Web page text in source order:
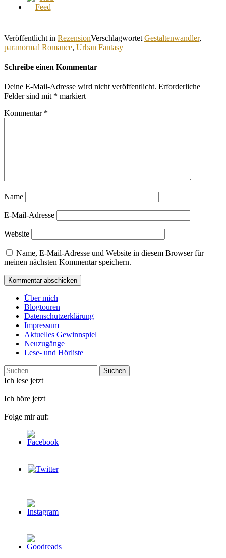
Veröffentlicht in RezensionVerschlagwortet Gestaltenwandler,
paranormal Romance, Urban Fantasy
Schreibe einen Kommentar
Deine E-Mail-Adresse wird nicht veröffentlicht. Erforderliche
Felder sind mit * markiert
Kommentar *
Name
E-Mail-Adresse
Website
Name, E-Mail-Adresse und Website in diesem Browser für
meinen nächsten Kommentar speichern.
Über mich
Blogtouren
Datenschutzerklärung
Impressum
Aktuelles Gewinnspiel
Neuzugänge
Lese- und Hörliste
Suchen
nach:
Ich lese jetzt
Ich höre jetzt
Folge mir auf: